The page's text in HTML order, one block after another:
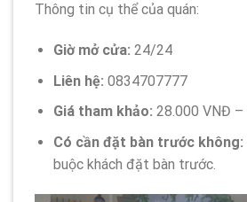
Thông tin cụ thể của quán:
Giờ mở cửa: 24/24
Liên hệ: 0834707777
Giá tham khảo: 28.000 VNĐ
Có cần đặt bàn trước không:
buộc khách đặt bàn trước.